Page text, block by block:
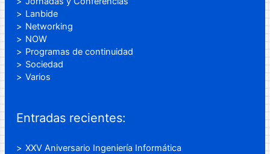
Lanbide
Networking
NOW
Programas de continuidad
Sociedad
Varios
Entradas recientes:
XXV Aniversario Ingeniería Informática